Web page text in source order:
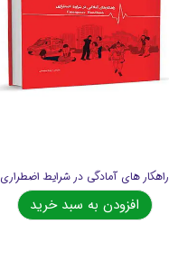
راهکار های آمادگی در شرایط اضطراری
افزودن به سبد خرید